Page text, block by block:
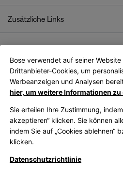
Zusätzliche Links
Bose App
Bose verwendet auf seiner
Drittanbieter-Cookies, um
Werbeanzeigen und Analysen
hier, um weitere Informationen zu
Sie erteilen Ihre Zustimmung,
akzeptieren“ klicken. Sie können
indem Sie auf „Cookies ablehnen“
klicken.
Datenschutzrichtlinie